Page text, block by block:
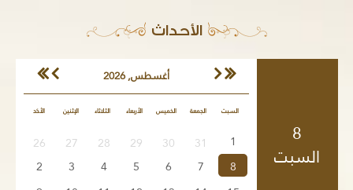
الأحداث
8
السبت
أغسطس, 2026
الأحَد الإثنين الثلاثاء الأربعاء الخميس الجمعة السبت
26 27 28 29 30 31
1
2
3 4 5 6 7
8